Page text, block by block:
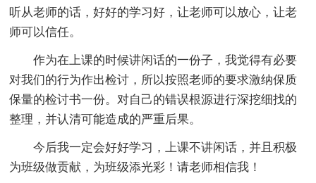
听从老师的话，好好的学习好，让老师可以放心，让老
师可以信任。
作为在上课的时候讲闲话的一份子，我觉得有必要
对我们的行为作出检讨，所以按照老师的要求激纳保质
保量的检讨书一份。对自己的错误根源进行深挖细找的
整理，并认清可能造成的严重后果。
今后我一定会好好学习，上课不讲闲话，并且积极
为班级做贡献，为班级添光彩！请老师相信我！